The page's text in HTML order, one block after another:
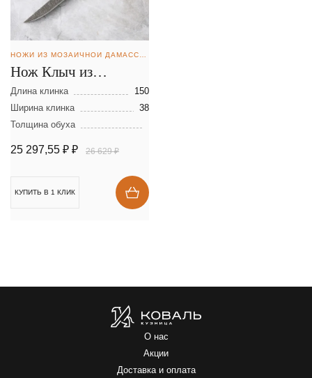
НОЖИ ИЗ МОЗАИЧНОЙ ДАМАССКОЙ СТАЛИ
Нож Клыч из
мозаичной дамасской
стали
Длина клинка
150
Ширина клинка
38
Толщина обуха
25 297,55 ₽ ₽ 26 629 ₽
КУПИТЬ В 1 КЛИК
О нас
Акции
Доставка и оплата